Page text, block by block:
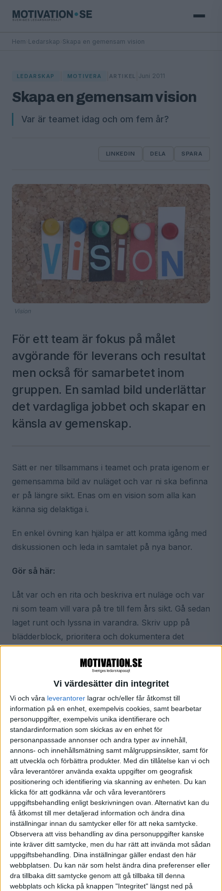
Vi värdesätter din integritet
Vi och våra leverantorer lagrar och/eller får åtkomst till
information på en enhet, exempelvis cookies, samt bearbetar
personuppgifter, exempelvis unika identifierare och
standardinformation som skickas av en enhet för
personanpassade annonser och andra typer av innehåll,
annons- och innehållsmätning samt målgruppsinsikter, samt för
att utveckla och förbättra produkter. Med din tillåtelse kan vi och
våra leverantörer använda exakta uppgifter om geografisk
positionering och identifiering via skanning av enheten. Du kan
klicka för att godkänna vår och våra leverantörers
uppgiftsbehandling enligt beskrivningen ovan. Alternativt kan du
få åtkomst till mer detaljerad information och ändra dina
inställningar innan du samtycker eller för att neka samtycke.
Observera att viss behandling av dina personuppgifter kanske
inte kräver ditt samtycke, men du har rätt att invända mot sådan
uppgiftsbehandling. Dina inställningar gäller endast den här
webbplatsen. Du kan när som helst ändra dina preferenser eller
dra tillbaka ditt samtycke genom att gå tillbaka till denna
webbplats och klicka på knappen "Integritet" längst ned på
Hem Ledarskap Skapa en gemensam vision
LEDARSKAP MOTIVERA ARTIKEL Juni 2011
Skapa en gemensam vision
Var är teamet idag och om fem år?
LINKEDIN DELA SPARA
Vision
För ett team är fokus på målet
avgörande för leverans och resultat
men också för samarbetet inom
gruppen. En samlad bild underlättar
det vardagliga jobbet och skapar en
känsla av gemenskap.
Sätt er ner tillsammans i teamet och prata igenom er
gemensamma bild av nuläget och var ni ska befinna
er på längre sikt. Enas om en vision som alla kan
känna sig delaktiga i.
En enkel övning kan hjälpa er att komma igång med
diskussionen och leda in samtalet på nya banor.
Gör så här:
Låt var och en rita och beskriva ert nuläge och var
ni som team vill vara på tre till fem års sikt. Gå sedan
laget runt och lyssna in varandra. Skriv upp på
blädderblock, prioritera och dokumentera det
följa upp och utvärdera längst vägen.
Ha dokumentet framme och återkom till det i
vardagen. Vad var det vi sa om vår vision? Håller vi
den kursen om vi fattar det här beslutet? Jobbar vi
verkligen i rätt riktning eller måste vi omvärdera?
Stäm regelbundet av de steg som tas med hela
teamet, så att alla känner sig delaktiga.
Låt visionen vara levande och något ni alla enas
kring i ert arbete framåt.
Ledarskap Motivationstips Vision Motivera
Motivation